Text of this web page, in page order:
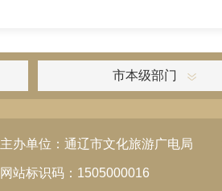
市本级部门
主办单位：通辽市文化旅游广电局
网站标识码：1505000016